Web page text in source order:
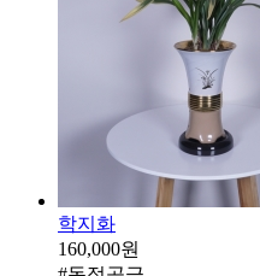
학지화
160,000원